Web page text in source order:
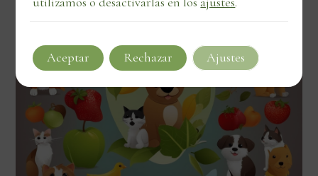
Aceptar Rechazar Ajustes